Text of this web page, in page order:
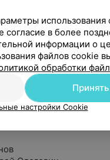
использования
согласие в более
информации о
файлов cookie
обработки
Принять
настройки Cookie